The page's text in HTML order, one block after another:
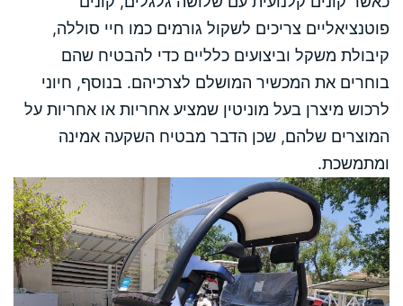
פוטנציאליים צריכים לשקול גורמים כמו חיי סוללה,
קיבולת משקל וביצועים כלליים כדי להבטיח שהם
בוחרים את המכשיר המושלם לצרכיהם. בנוסף, חיוני
לרכוש מיצרן בעל מוניטין שמציע אחריות או אחריות על
המוצרים שלהם, שכן הדבר מבטיח השקעה אמינה
ומתמשכת.